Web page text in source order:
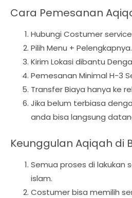
Cara Pemesanan
Hubungi Costumer
Pilih Menu + Pelengkapnya.
Kirim Lokasi dibantu
Pemesanan Minimal H-3
Transfer Biaya hanya ke
Jika belum terbiasa
anda bisa langsung
Keunggulan Aqiqah di
Semua proses di lakukan
islam.
Costumer bisa memilih